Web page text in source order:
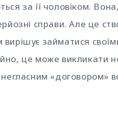
за її чоловіком.
справи. Але це
займатися
це може викликати
«договором»